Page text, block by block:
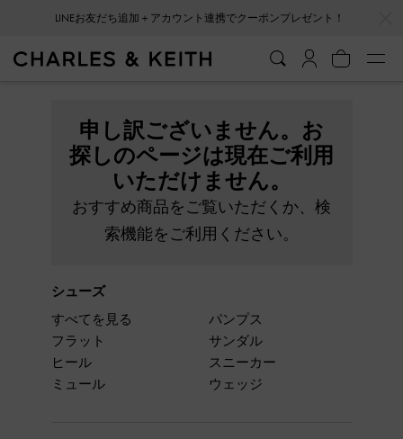
LINEお友だち追加＋アカウント連携でクーポンプレゼント！
申し訳ございません。お
探しのページは現在ご利用
いただけません。
おすすめ商品をご覧いただくか、検
索機能をご利用ください。
シューズ
すべてを見る
フラット
ヒール
ミュール
パンプス
サンダル
スニーカー
ウェッジ